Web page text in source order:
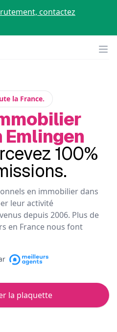
contactez
la France.
Emlingen
100%
en immobilier dans
leur activité
depuis 2006. Plus de
en France nous font
la plaquette